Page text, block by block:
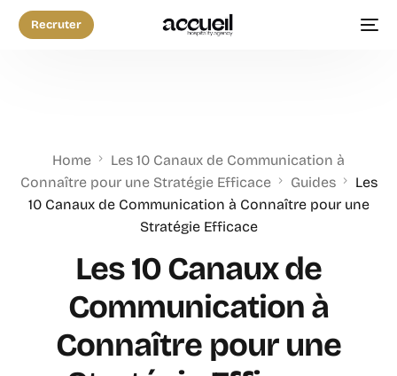
Recruter
Home
Les 10 Canaux de Communication à
Connaître pour une Stratégie Efficace
Guides
Les
10 Canaux de Communication à Connaître pour une
Stratégie Efficace
Les 10 Canaux de
Communication à
Connaître pour une